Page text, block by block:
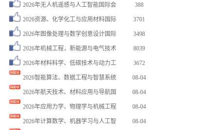
2026年无人机遥感与人工智能国际会 388
2026资源、化学化工与应用材料国际 3701
2026年图像处理与数字创意设计国际 3498
2026年机械工程，新能源与电气技术 8039
2026年材料科学、低碳技术与动力工 3672
2026智能算法、数据工程与智慧系统 08-04
2026年航天技术、材料应用与导航国 08-04
2026年应用力学、物理学与机械工程 08-04
2026年计算数学、机器学习与人工智 08-04